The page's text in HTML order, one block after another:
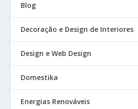
Blog
Decoração e Design de Interiores
Design e Web Design
Domestika
Energias Renováveis